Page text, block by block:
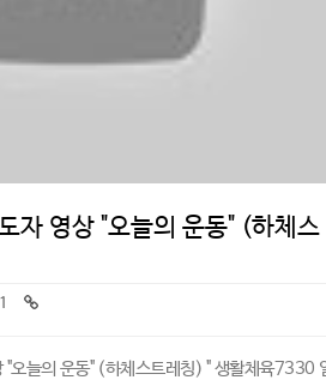
자 영상 "오늘의 운동" (하체스
오늘의 운동" (하체스트레칭) ​" 생활체육7330